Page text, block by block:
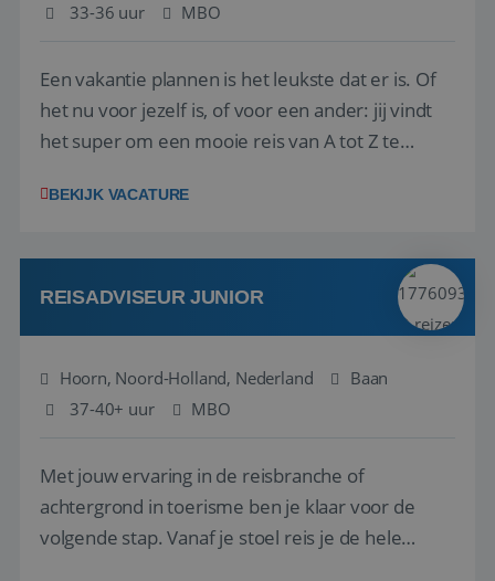
33-36 uur
MBO
Een vakantie plannen is het leukste dat er is. Of
het nu voor jezelf is, of voor een ander: jij vindt
het super om een mooie reis van A tot Z te
vakantiegangers de meest prachtige plekjes op
werken: of het nu gaat om vragen ...
BEKIJK VACATURE
REISADVISEUR JUNIOR
Hoorn, Noord-Holland, Nederland
Baan
37-40+ uur
MBO
Met jouw ervaring in de reisbranche of
achtergrond in toerisme ben je klaar voor de
volgende stap. Vanaf je stoel reis je de hele